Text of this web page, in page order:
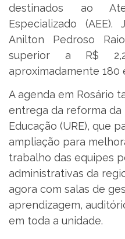
destinados ao
Especializado
Anilton Pedroso
superior a R$
aproximadamente 180
A agenda em Rosário
entrega da reforma da
Educação (URE), que
ampliação para
trabalho das equipes
administrativas da
agora com salas de
aprendizagem,
em toda a unidade.